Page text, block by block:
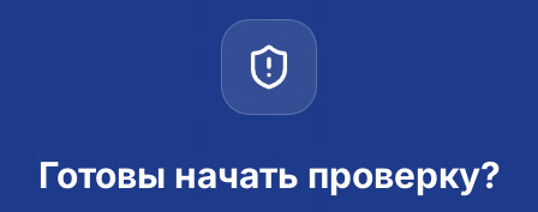
Готовы начать проверку?